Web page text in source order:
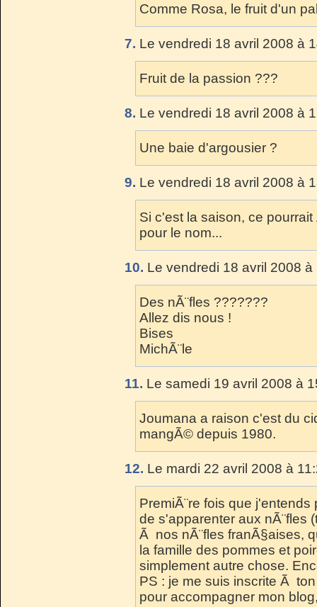
Comme Rosa, le fruit d'un
7. Le vendredi 18 avril 2008 à
Fruit de la passion ???
8. Le vendredi 18 avril 2008 à
Une baie d'argousier ?
9. Le vendredi 18 avril 2008 à
Si c'est la saison, ce
pour le nom...
10. Le vendredi 18 avril 2008
Des nÃ¨fles ???????
Allez dis nous !
Bises
MichÃ¨le
11. Le samedi 19 avril 2008 à
Joumana a raison c'est du
mangÃ© depuis 1980.
12. Le mardi 22 avril 2008 à
PremiÃ¨re fois que
de s'apparenter aux nÃ¨fles
Ã nos nÃ¨fles franÃ§aises,
la famille des pommes et
simplement autre chose.
PS : je me suis inscrite Ã
pour accompagner mon